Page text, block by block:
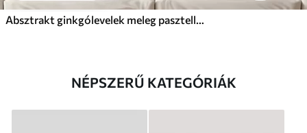
Absztrakt ginkgólevelek meleg pasztell színekben
NÉPSZERŰ KATEGÓRIÁK